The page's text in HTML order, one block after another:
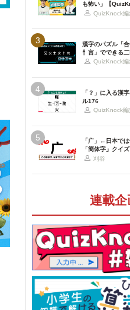
も怖い」【
QuizKnock編
3
漢字のパズル「
忄言」でできる
QuizKnock編
4
「？」に入る漢
ル176
QuizKnock編
5
「广」←日本で
「簡体字」クイズ
刈谷
連載企